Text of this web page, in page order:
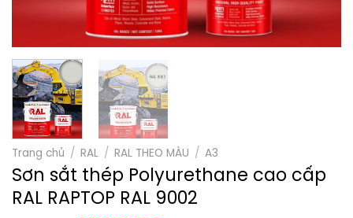
Trang chủ / RAL / RAL THEO MÀU / A3
Sơn sắt thép Polyurethane cao cấp
RAL RAPTOP RAL 9002